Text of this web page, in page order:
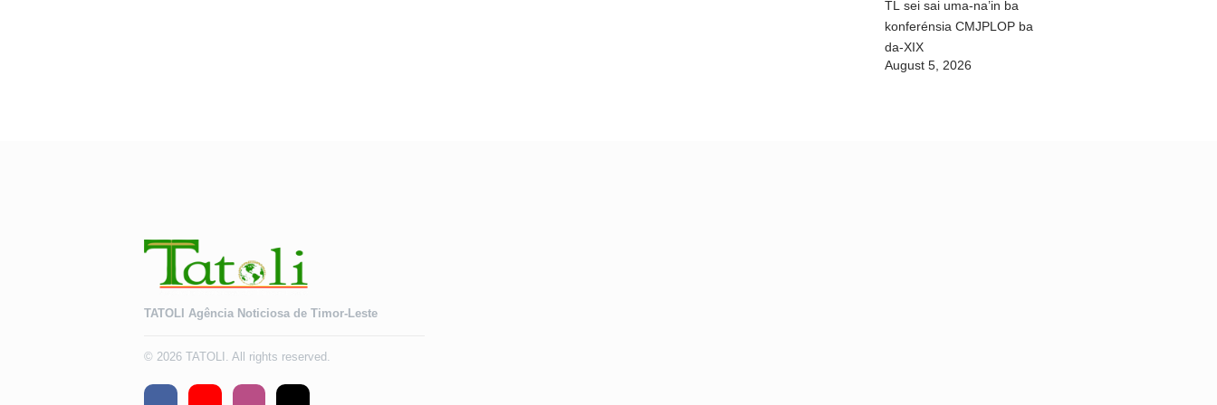
TL sei sai uma-na’in ba
konferénsia CMJPLOP ba
da-XIX
August 5, 2026
TATOLI Agência Noticiosa de Timor-Leste
© 2026 TATOLI. All rights reserved.